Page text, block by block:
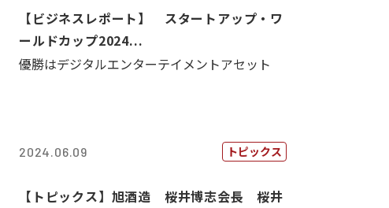
【ビジネスレポート】 スタートアップ・ワ
ールドカップ2024...
優勝はデジタルエンターテイメントアセット
2024.06.09 トピックス
【トピックス】旭酒造 桜井博志会長 桜井